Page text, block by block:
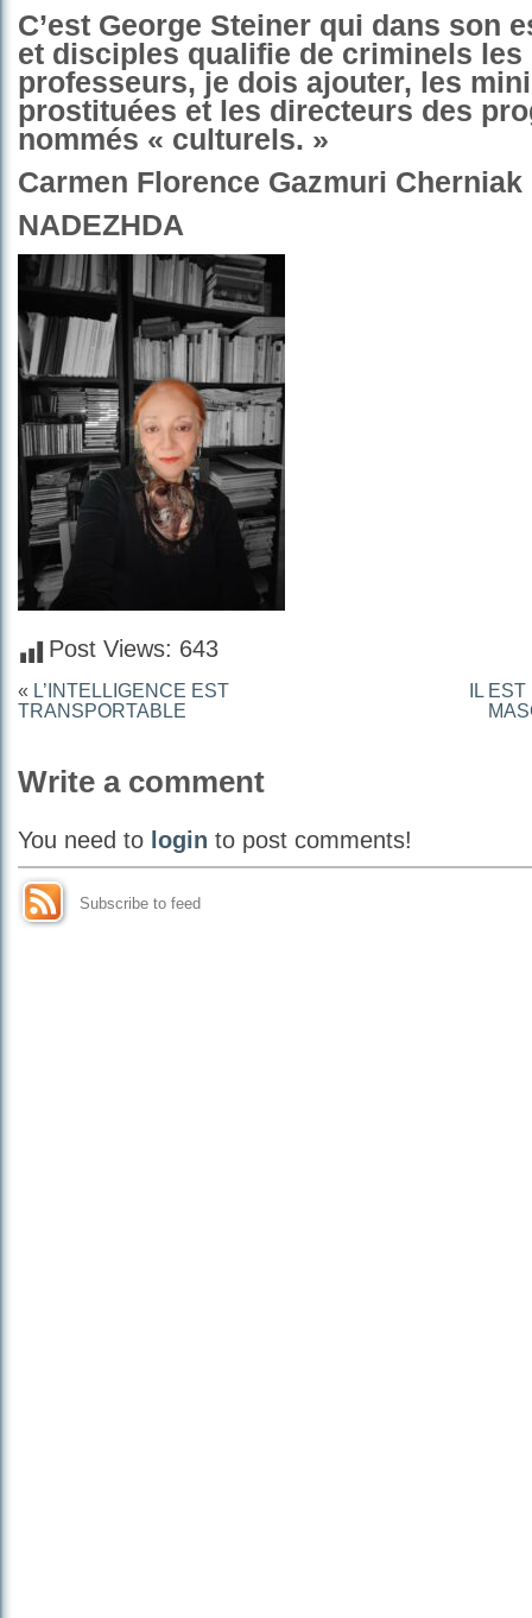
C’est George Steiner qui dans son
et disciples qualifie de criminels les
professeurs, je dois ajouter, les
prostituées et les directeurs des
nommés « culturels. »
Carmen Florence Gazmuri Cherniak
NADEZHDA
Post Views: 643
« L’INTELLIGENCE EST
TRANSPORTABLE
IL
Write a comment
You need to login to post comments!
Subscribe to feed